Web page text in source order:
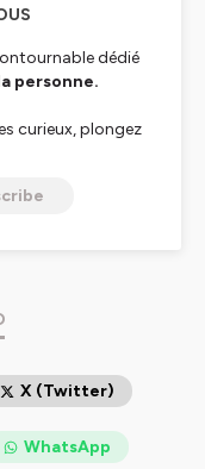
dédié
personne.
curieux, plongez
épisode :
voix de celles et
X (Twitter)
WhatsApp